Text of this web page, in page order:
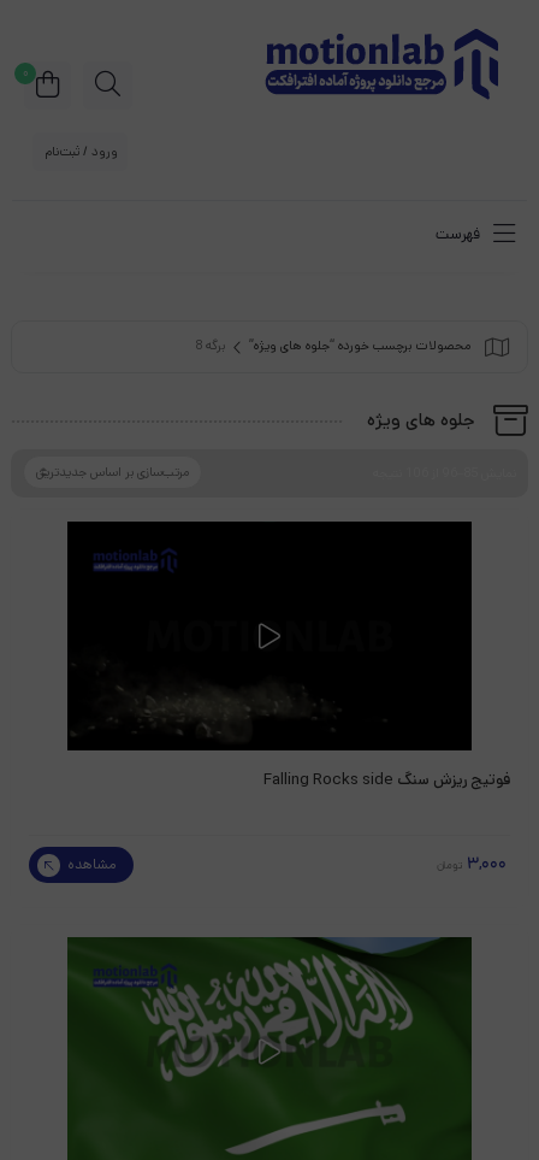
ورود / ثبت‌نام
0
فهرست
محصولات برچسب خورده “جلوه های ویژه” برگه 8
جلوه های ویژه
فوتیج ریزش سنگ Falling Rocks side
3,000 تومان مشاهده